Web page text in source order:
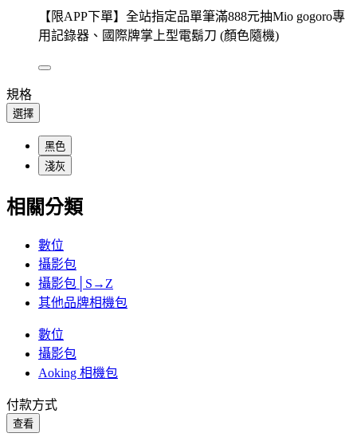
【限APP下單】全站指定品單筆滿888元抽Mio gogoro專
用記錄器、國際牌掌上型電鬍刀 (顏色隨機)
規格
選擇
黑色
淺灰
相關分類
數位
攝影包
攝影包│S→Z
其他品牌相機包
數位
攝影包
Aoking 相機包
付款方式
查看